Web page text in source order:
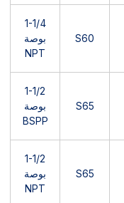
S60
1-1/4
بوصة
NPT
S65
1-1/2
بوصة
BSPP
S65
1-1/2
بوصة
NPT